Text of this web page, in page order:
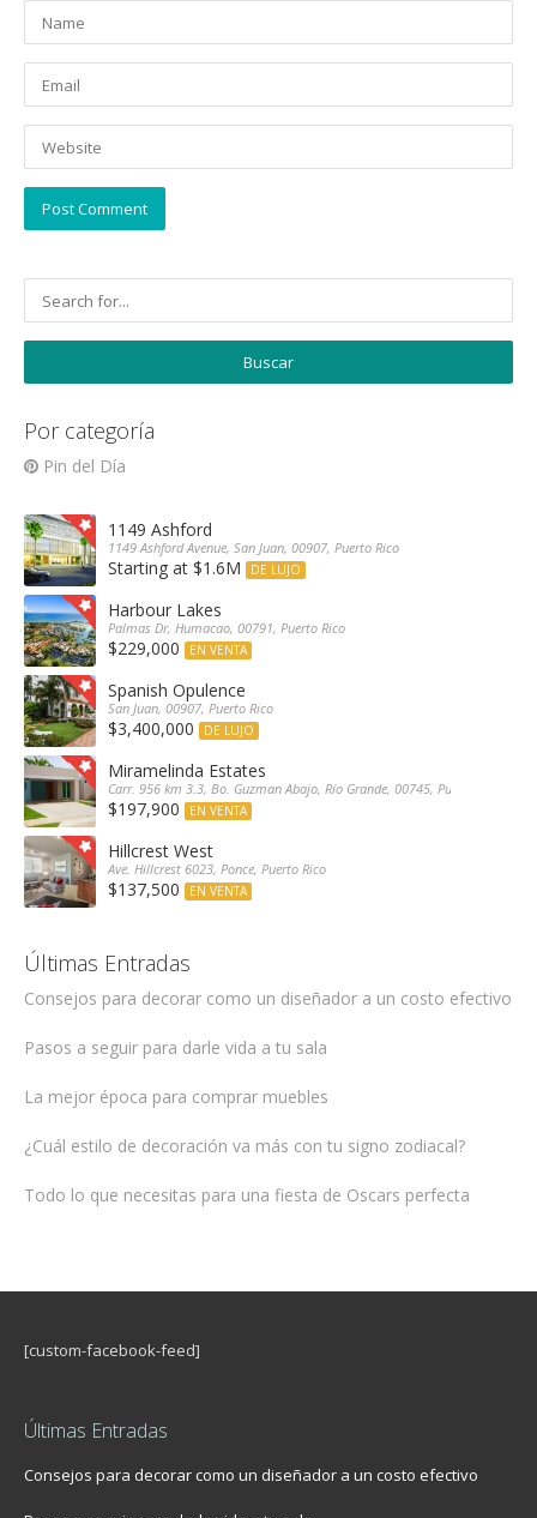
Por categoría
Pin del Día
1149 Ashford
1149 Ashford Avenue, San Juan, 00907, Puerto Rico
Starting at $1.6M DE LUJO
Harbour Lakes
Palmas Dr, Humacao, 00791, Puerto Rico
$229,000 EN VENTA
Spanish Opulence
San Juan, 00907, Puerto Rico
$3,400,000 DE LUJO
Miramelinda Estates
Carr. 956 km 3.3, Bo. Guzman Abajo, Río Grande, 00745, Puerto Rico
$197,900 EN VENTA
Hillcrest West
Ave. Hillcrest 6023, Ponce, Puerto Rico
$137,500 EN VENTA
Últimas Entradas
Consejos para decorar como un diseñador a un costo efectivo
Pasos a seguir para darle vida a tu sala
La mejor época para comprar muebles
¿Cuál estilo de decoración va más con tu signo zodiacal?
Todo lo que necesitas para una fiesta de Oscars perfecta
[custom-facebook-feed]
Últimas Entradas
Consejos para decorar como un diseñador a un costo efectivo